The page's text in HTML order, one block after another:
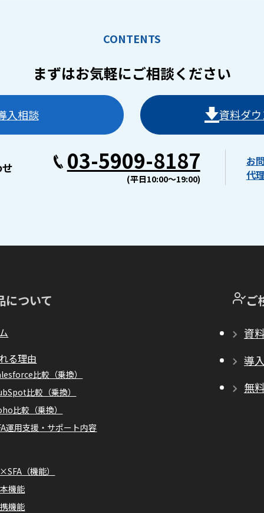
CONTENTS
まずはお気軽にご相談ください
入相談 資料ダ
03-5909-8187
(平日10:00〜19:00)
お
代
について
る理由
比較（乗換）
比較（乗換）
比較（乗換）
運用支援・サポート内容
（機能）
機能
機能
ご
資
導
無